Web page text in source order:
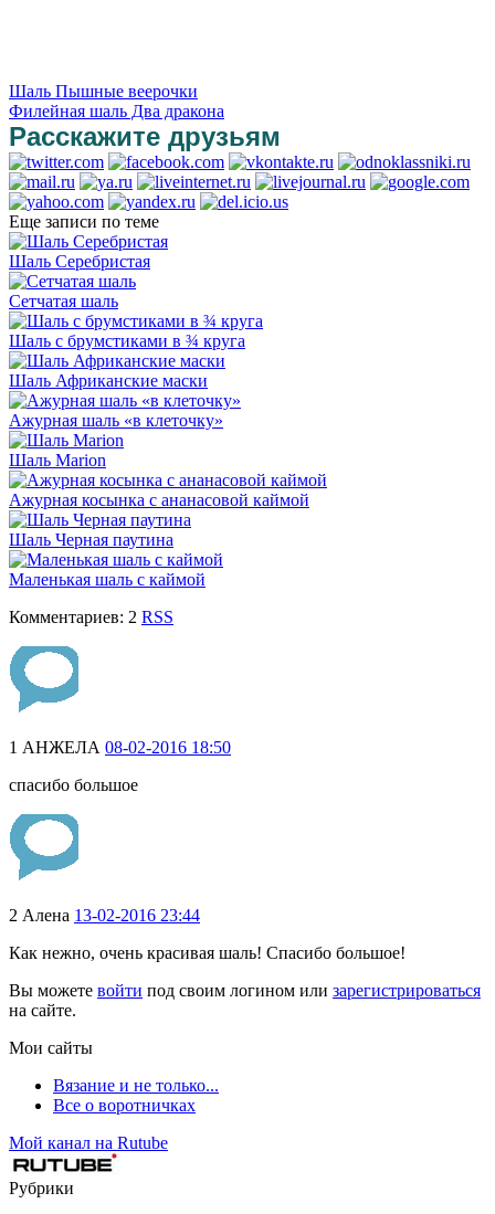
Шаль Пышные веерочки
Филейная шаль Два дракона
Расскажите друзьям
Еще записи по теме
Шаль Серебристая
Сетчатая шаль
Шаль с брумстиками в ¾ круга
Шаль Африканские маски
Ажурная шаль «в клеточку»
Шаль Marion
Ажурная косынка с ананасовой каймой
Шаль Черная паутина
Маленькая шаль с каймой
Комментариев: 2 RSS
1 АНЖЕЛА 08-02-2016 18:50
спасибо большое
2 Алена 13-02-2016 23:44
Как нежно, очень красивая шаль! Спасибо большое!
Вы можете войти под своим логином или зарегистрироваться
на сайте.
Мои сайты
Вязание и не только...
Все о воротничках
Мой канал на Rutube
Рубрики